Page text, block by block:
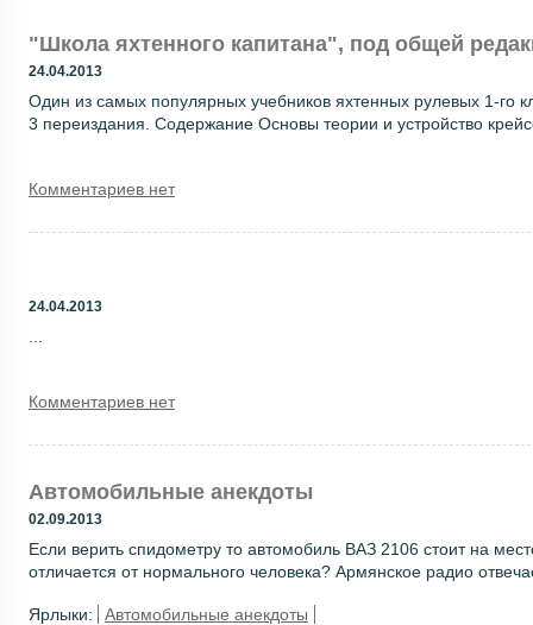
"Школа яхтенного капитана", под общей
24.04.2013
Один из самых популярных учебников яхтенных рулевых 1-го
3 переиздания. Содержание Основы теории и устройство
Комментариев нет
24.04.2013
Комментариев нет
Автомобильные анекдоты
02.09.2013
Если верить спидометру то автомобиль ВАЗ 2106 стоит на
отличается от нормального человека? Армянское радио
Ярлыки:
Автомобильные анекдоты